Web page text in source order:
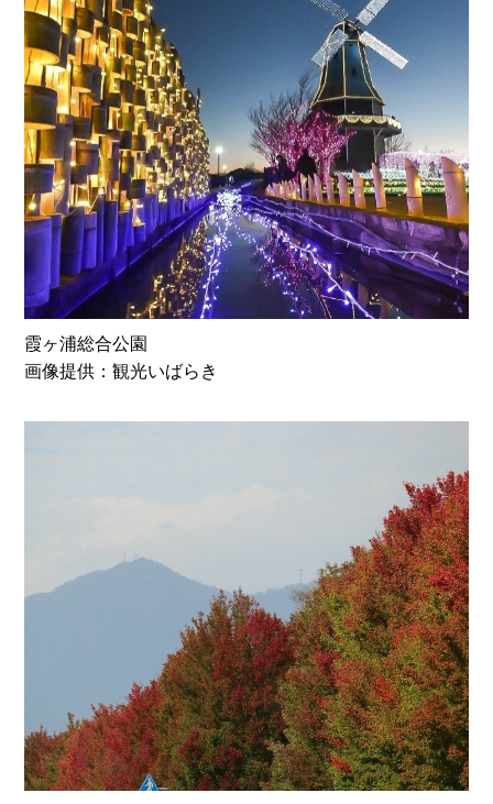
霞ヶ浦総合公園
画像提供：観光いばらき